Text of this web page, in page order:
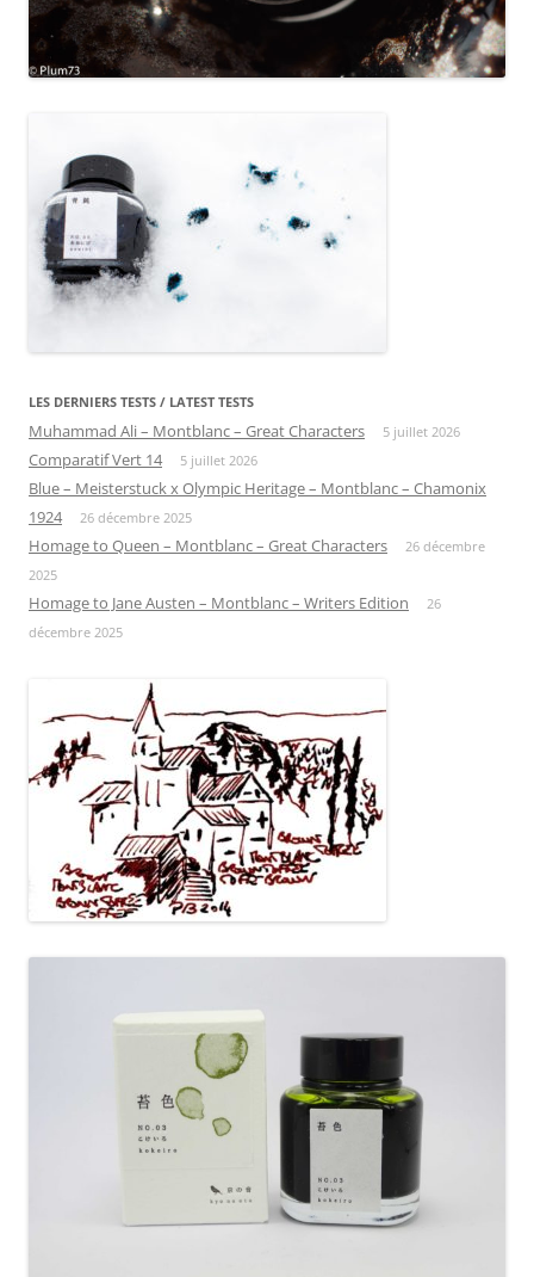
LES DERNIERS TESTS / LATEST TESTS
Muhammad Ali – Montblanc – Great Characters 5 juillet 2026
Comparatif Vert 14 5 juillet 2026
Blue – Meisterstuck x Olympic Heritage – Montblanc – Chamonix
1924
26 décembre 2025
Homage to Queen – Montblanc – Great Characters
26 décembre
2025
Homage to Jane Austen – Montblanc – Writers Edition
26
décembre 2025